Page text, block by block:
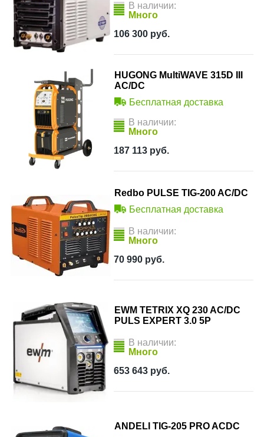
В наличии:
Много
106 300 руб.
HUGONG MultiWAVE 315D III
AC/DC
Бесплатная доставка
В наличии:
Много
187 113 руб.
Redbo PULSE TIG-200 AC/DC
Бесплатная доставка
В наличии:
Много
70 990 руб.
EWM TETRIX XQ 230 AC/DC
PULS EXPERT 3.0 5P
В наличии:
Много
653 643 руб.
ANDELI TIG-205 PRO ACDC